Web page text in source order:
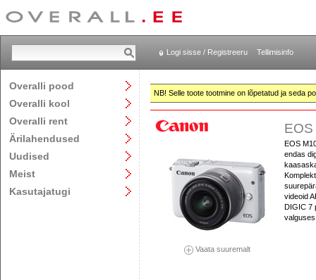
Logi sisse / Registreeru Tellimisinfo
Overalli pood
Overalli kool
Overalli rent
Ärilahendused
Uudised
Meist
Kasutajatugi
NB! Selle toote tootmine on lõpetatud ja seda
Vaata suuremalt
EOS
endas
videoid
DIGIC 7